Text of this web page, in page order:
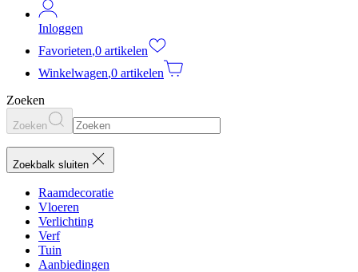
Inloggen
Favorieten,0 artikelen
Winkelwagen,0 artikelen
Zoeken
Zoeken
Zoekbalk sluiten
Raamdecoratie
Vloeren
Verlichting
Verf
Tuin
Aanbiedingen